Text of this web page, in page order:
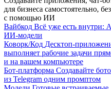
для бизнеса самостоятельно,
с помощью ИИ
Вайбкод Всё уже есть внутри:
ИИ-модели
Коворк/Код Десктоп-
выполняет рабочие задачи
и на вашем компьютере
Бот-платформа Создавайте
из Telegram одним промптом